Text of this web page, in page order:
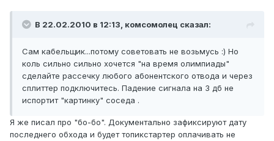
В 22.02.2010 в 12:13, комсомолец сказал:
Сам кабельщик...потому советовать не возьмусь :) Но
коль сильно сильно хочется "на время олимпиады"
сделайте рассечку любого абонентского отвода и через
сплиттер подключитесь. Падение сигнала на 3 дб не
испортит "картинку" соседа .
Я же писал про "бо-бо". Документально зафиксируют дату
последнего обхода и будет топикстартер оплачивать не